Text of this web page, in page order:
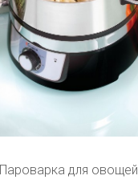
Пароварка для овощей